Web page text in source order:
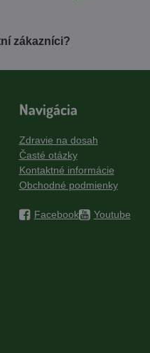
zákazníci?
Navigácia
Zdravie na dosah
Časté otázky
Kontaktné informácie
Obchodné podmienky
Facebook Youtube